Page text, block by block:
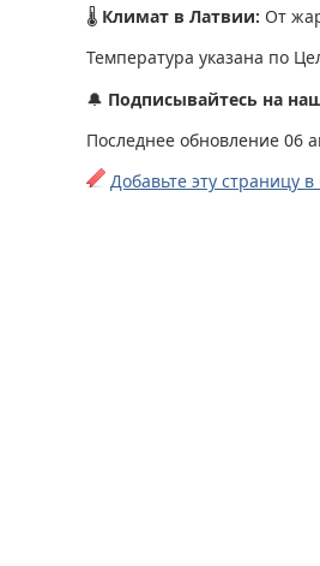
🌡 Климат в Латвии: От
Температура указана по
🔔 Подписывайтесь на
Последнее обновление 06
Добавьте эту страницу